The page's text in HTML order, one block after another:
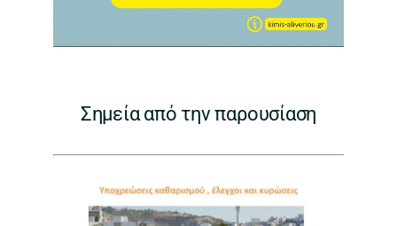
Σημεία από την παρουσίαση